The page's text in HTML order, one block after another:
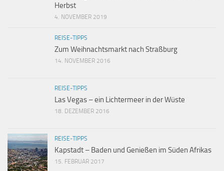
Herbst
4. NOVEMBER 2019
REISE-TIPPS
Zum Weihnachtsmarkt nach Straßburg
14. NOVEMBER 2016
REISE-TIPPS
Las Vegas – ein Lichtermeer in der Wüste
18. DEZEMBER 2016
REISE-TIPPS
Kapstadt – Baden und Genießen im Süden Afrikas
15. FEBRUAR 2017